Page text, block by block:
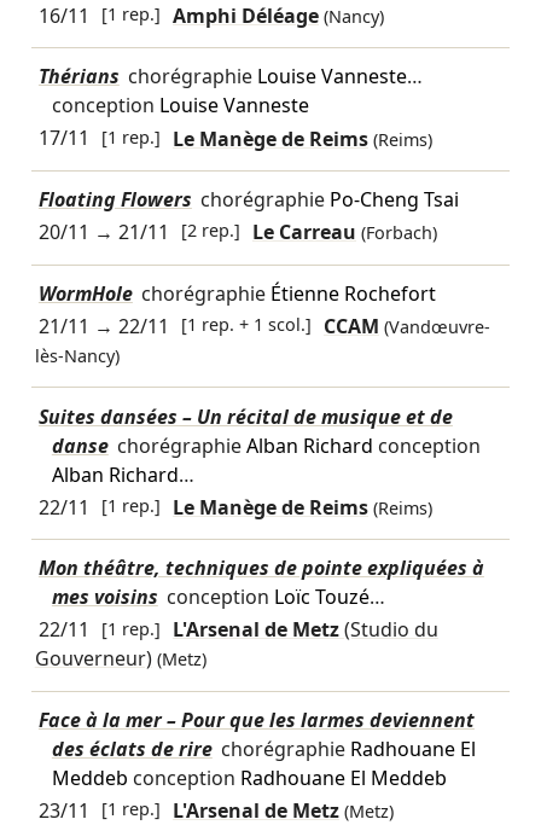
16/11
[1 rep.] Amphi Déléage (Nancy)
Thérians chorégraphie Louise Vanneste…
conception Louise Vanneste
17/11
[1 rep.] Le Manège de Reims (Reims)
Floating Flowers chorégraphie Po-Cheng Tsai
20/11 → 21/11 [2 rep.] Le Carreau (Forbach)
WormHole chorégraphie Étienne Rochefort
21/11 → 22/11 [1 rep. + 1 scol.] CCAM (Vandœuvre-
lès-Nancy)
Suites dansées – Un récital de musique et de
danse chorégraphieAlban Richard conception
Alban Richard…
22/11
[1 rep.] Le Manège de Reims (Reims)
Mon théâtre, techniques de pointe expliquées à
mes voisins conception Loïc Touzé…
22/11
[1 rep.] L'Arsenal de Metz(Studio du
Gouverneur) (Metz)
Face à la mer – Pour que les larmes deviennent
des éclats de rire chorégraphie Radhouane El
Meddeb conception Radhouane El Meddeb
23/11
[1 rep.] L'Arsenal de Metz (Metz)